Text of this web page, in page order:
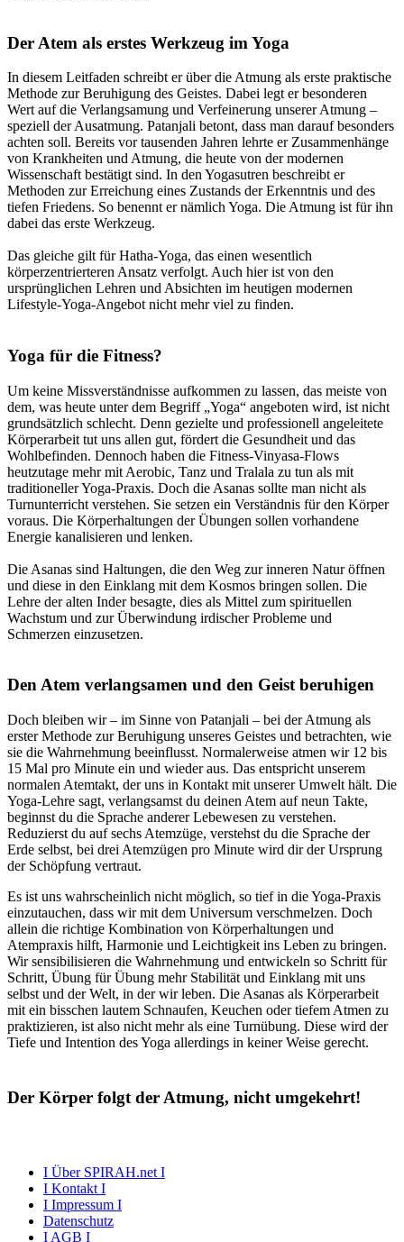
Der Atem als erstes Werkzeug im Yoga
In diesem Leitfaden schreibt er über die Atmung als erste praktische
Methode zur Beruhigung des Geistes. Dabei legt er besonderen
Wert auf die Verlangsamung und Verfeinerung unserer Atmung –
speziell der Ausatmung. Patanjali betont, dass man darauf besonders
achten soll. Bereits vor tausenden Jahren lehrte er Zusammenhänge
von Krankheiten und Atmung, die heute von der modernen
Wissenschaft bestätigt sind. In den Yogasutren beschreibt er
Methoden zur Erreichung eines Zustands der Erkenntnis und des
tiefen Friedens. So benennt er nämlich Yoga. Die Atmung ist für ihn
dabei das erste Werkzeug.
Das gleiche gilt für Hatha-Yoga, das einen wesentlich
körperzentrierteren Ansatz verfolgt. Auch hier ist von den
ursprünglichen Lehren und Absichten im heutigen modernen
Lifestyle-Yoga-Angebot nicht mehr viel zu finden.
Yoga für die Fitness?
Um keine Missverständnisse aufkommen zu lassen, das meiste von
dem, was heute unter dem Begriff „Yoga“ angeboten wird, ist nicht
grundsätzlich schlecht. Denn gezielte und professionell angeleitete
Körperarbeit tut uns allen gut, fördert die Gesundheit und das
Wohlbefinden. Dennoch haben die Fitness-Vinyasa-Flows
heutzutage mehr mit Aerobic, Tanz und Tralala zu tun als mit
traditioneller Yoga-Praxis. Doch die Asanas sollte man nicht als
Turnunterricht verstehen. Sie setzen ein Verständnis für den Körper
voraus. Die Körperhaltungen der Übungen sollen vorhandene
Energie kanalisieren und lenken.
Die Asanas sind Haltungen, die den Weg zur inneren Natur öffnen
und diese in den Einklang mit dem Kosmos bringen sollen. Die
Lehre der alten Inder besagte, dies als Mittel zum spirituellen
Wachstum und zur Überwindung irdischer Probleme und
Schmerzen einzusetzen.
Den Atem verlangsamen und den Geist beruhigen
Doch bleiben wir – im Sinne von Patanjali – bei der Atmung als
erster Methode zur Beruhigung unseres Geistes und betrachten, wie
sie die Wahrnehmung beeinflusst. Normalerweise atmen wir 12 bis
15 Mal pro Minute ein und wieder aus. Das entspricht unserem
normalen Atemtakt, der uns in Kontakt mit unserer Umwelt hält. Die
Yoga-Lehre sagt, verlangsamst du deinen Atem auf neun Takte,
beginnst du die Sprache anderer Lebewesen zu verstehen.
Reduzierst du auf sechs Atemzüge, verstehst du die Sprache der
Erde selbst, bei drei Atemzügen pro Minute wird dir der Ursprung
der Schöpfung vertraut.
Es ist uns wahrscheinlich nicht möglich, so tief in die Yoga-Praxis
einzutauchen, dass wir mit dem Universum verschmelzen. Doch
allein die richtige Kombination von Körperhaltungen und
Atempraxis hilft, Harmonie und Leichtigkeit ins Leben zu bringen.
Wir sensibilisieren die Wahrnehmung und entwickeln so Schritt für
Schritt, Übung für Übung mehr Stabilität und Einklang mit uns
selbst und der Welt, in der wir leben. Die Asanas als Körperarbeit
mit ein bisschen lautem Schnaufen, Keuchen oder tiefem Atmen zu
praktizieren, ist also nicht mehr als eine Turnübung. Diese wird der
Tiefe und Intention des Yoga allerdings in keiner Weise gerecht.
Der Körper folgt der Atmung, nicht umgekehrt!
I Über SPIRAH.net I
I Kontakt I
I Impressum I
Datenschutz
I AGB I